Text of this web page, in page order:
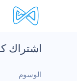
اشتراك
الوسوم